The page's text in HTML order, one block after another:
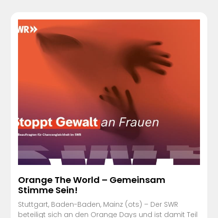
Orange The World – Gemeinsam
Stimme Sein!
Stuttgart, Baden-Baden, Mainz (ots) – Der SWR
beteiligt sich an den Orange Days und ist damit Teil